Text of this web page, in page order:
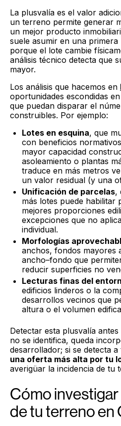
La plusvalía es el valor
un terreno permite generar
un mejor producto
suele asumir en una primera
porque el lote cambie
análisis técnico detecta que
mayor.
Los análisis que hacemos en
oportunidades escondidas
que puedan disparar el
construibles. Por ejemplo:
Lotes en esquina, que
con beneficios
mayor capacidad
asoleamiento o plantas
traduce en más metros
un valor residual (y una
Unificación de parcelas,
más lotes puede habilitar
mejores proporciones
excepciones que no
individual.
Morfologías
anchos, fondos mayores
ancho–fondo que
reducir superficies no
Lecturas finas del
edificios linderos o la
desarrollos vecinos que
altura o el volumen
Detectar esta plusvalía
no se identifica, queda
desarrollador; si se detecta a
una oferta más alta por tu
averigüar la incidencia de tu
Cómo
de tu terreno en